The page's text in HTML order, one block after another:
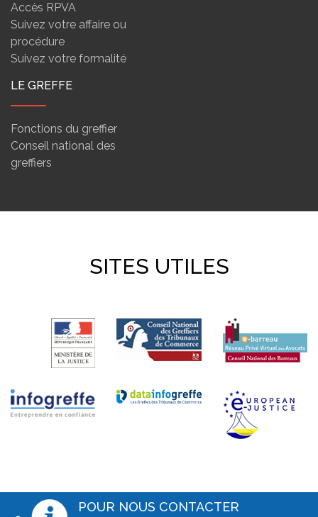
Accès RPVA
Suivez votre affaire ou
procédure
Suivez votre formalité
LE GREFFE
Fonctions du greffier
Conseil national des
greffiers
SITES UTILES
POUR NOUS CONTACTER